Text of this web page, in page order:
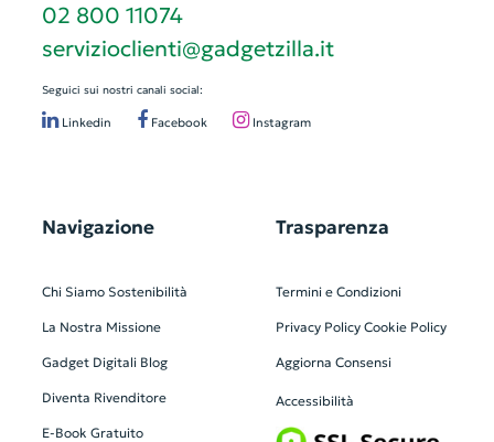
02 800 11074
servizioclienti@gadgetzilla.it
Seguici sui nostri canali social:
Linkedin Facebook Instagram
Navigazione
Chi Siamo Sostenibilità
La Nostra Missione
Gadget Digitali Blog
Diventa Rivenditore
E-Book Gratuito
Trasparenza
Termini e Condizioni
Privacy Policy Cookie Policy
Aggiorna Consensi
Accessibilità